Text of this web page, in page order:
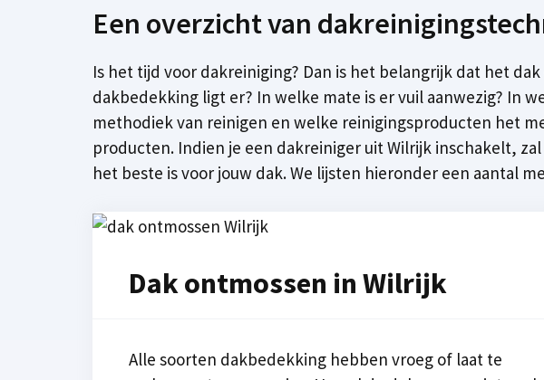
Een overzicht van
Is het tijd voor dakreiniging? Dan is het belangrijk dat het
dakbedekking ligt er? In welke mate is er vuil aanwezig? In
methodiek van reinigen en welke reinigingsproducten het
producten. Indien je een dakreiniger uit Wilrijk inschakelt,
het beste is voor jouw dak. We lijsten hieronder een aantal
Dak ontmossen in Wilrijk
Alle soorten dakbedekking hebben vroeg of laat te